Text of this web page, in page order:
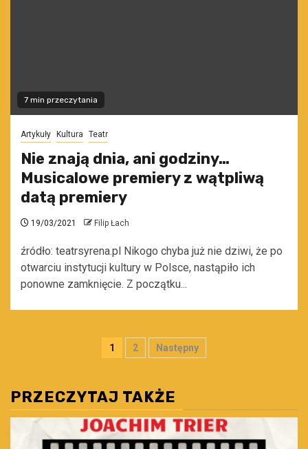
7 min przeczytania
Artykuły Kultura Teatr
Nie znają dnia, ani godziny…
Musicalowe premiery z wątpliwą
datą premiery
19/03/2021 Filip Łach
źródło: teatrsyrena.pl Nikogo chyba już nie dziwi, że po
otwarciu instytucji kultury w Polsce, nastąpiło ich
ponowne zamknięcie. Z początku...
Stronicowanie
1 2 Następny
PRZECZYTAJ TAKŻE